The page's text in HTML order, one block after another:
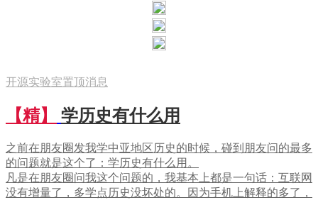
开源实验室置顶消息
【精】 学历史有什么用
之前在朋友圈发我学中亚地区历史的时候，碰到朋友问的最多
的问题就是这个了：学历史有什么用。
凡是在朋友圈问我这个问题的，我基本上都是一句话：互联网
没有增量了，多学点历史没坏处的。因为手机上解释的多了，